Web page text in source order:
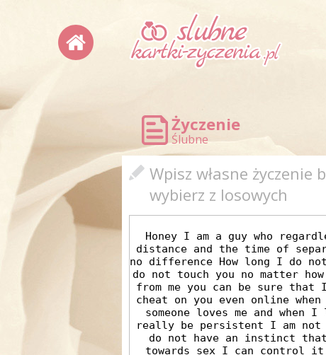
Życzenie
Ślubne
Wpisz własne życzenie
wybierz z losowych